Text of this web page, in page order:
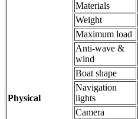
Physical
Materials
Weight
Maximum load
Anti-wave &
wind
Boat shape
Navigation
lights
Camera